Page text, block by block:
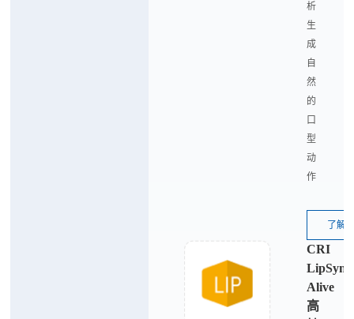
析
生
成
自
然
的
口
型
动
作
了解
CRI
LipSync
Alive
高